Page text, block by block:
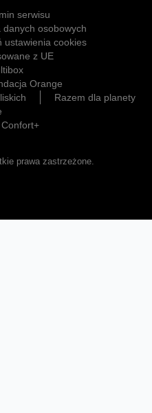
serwisu
danych osobowych
ustawienia cookies
z UE
Orange
Razem dla planety
Confort+
prawa zastrzeżone.